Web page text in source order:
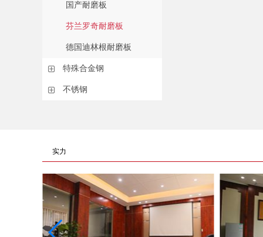
国产耐磨板
芬兰罗奇耐磨板
德国迪林根耐磨板
特殊合金钢
不锈钢
实力